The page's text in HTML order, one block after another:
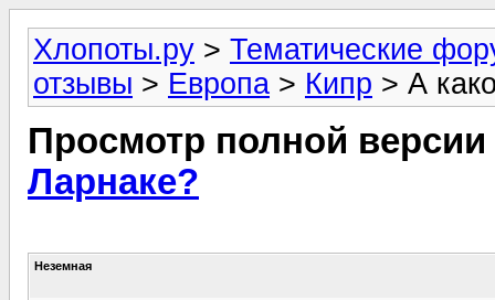
Хлопоты.ру > Тематические
отзывы > Европа > Кипр > А
Просмотр полной
Ларнаке?
Неземная